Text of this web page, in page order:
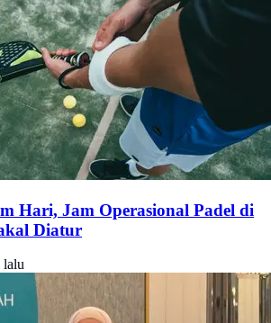
Hari, Jam Operasional Padel di
Diatur
lalu